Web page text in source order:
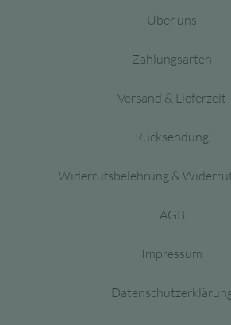
Über uns
Zahlungsarten
Versand & Lieferzeit
Rücksendung
Widerrufsbelehrung &
AGB
Impressum